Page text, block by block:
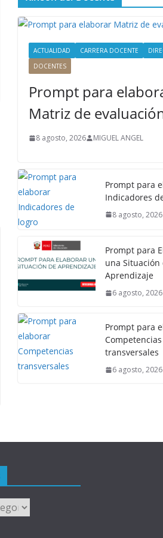
P
ACTUALIDAD CARRERA DOCENTE
DOCENTES
Prompt para
Matriz de
8 agosto, 2026 MIGUEL ANGEL
Prompt para
Indicadores
8 agosto, 2026
Prompt para
una Situación
Aprendizaje
6 agosto, 2026
Prompt para
Competencias
transversales
6 agosto, 2026